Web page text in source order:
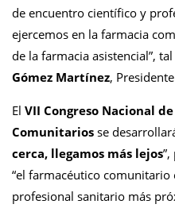
de encuentro científico y
ejercemos en la farmacia
de la farmacia asistencial”,
Gómez Martínez,
El VII Congreso Nacional
Comunitarios se
cerca, llegamos más lejos
“el farmacéutico comunitario
profesional sanitario más